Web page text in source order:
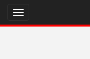
نمایش
منو